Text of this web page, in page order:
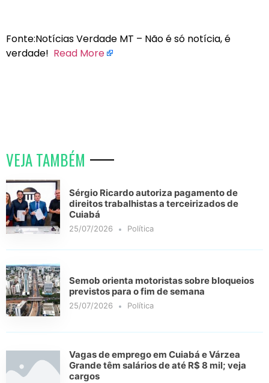
Fonte:Notícias Verdade MT – Não é só notícia, é
verdade! Read More
VEJA TAMBÉM
Sérgio Ricardo autoriza pagamento de
direitos trabalhistas a terceirizados de
Cuiabá
25/07/2026 Política
Semob orienta motoristas sobre bloqueios
previstos para o fim de semana
25/07/2026 Política
Vagas de emprego em Cuiabá e Várzea
Grande têm salários de até R$ 8 mil; veja
cargos